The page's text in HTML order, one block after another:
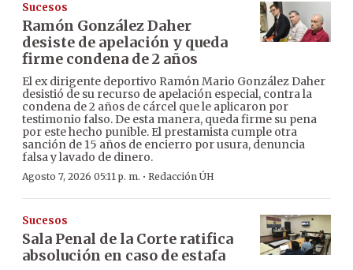
Sucesos
Ramón González Daher
desiste de apelación y queda
firme condena de 2 años
El ex dirigente deportivo Ramón Mario González Daher
desistió de su recurso de apelación especial, contra la
condena de 2 años de cárcel que le aplicaron por
testimonio falso. De esta manera, queda firme su pena
por este hecho punible. El prestamista cumple otra
sanción de 15 años de encierro por usura, denuncia
falsa y lavado de dinero.
Agosto 7, 2026 05:11 p. m. · Redacción ÚH
Sucesos
Sala Penal de la Corte ratifica
absolución en caso de estafa